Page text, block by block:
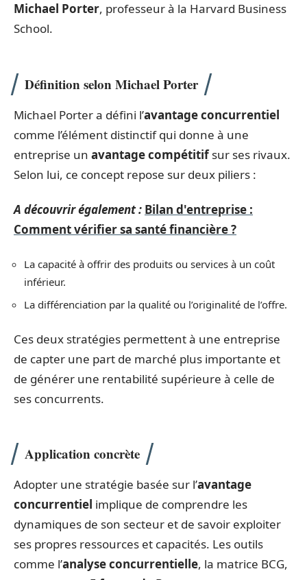
Michael Porter, professeur à la Harvard Business
School.
Définition selon Michael Porter
Michael Porter a défini l’avantage concurrentiel
comme l’élément distinctif qui donne à une
entreprise un avantage compétitifsur ses rivaux.
Selon lui, ce concept repose sur deux piliers :
A découvrir également : Bilan d'entreprise :
Comment vérifier sa santé financière ?
La capacité à offrir des produits ou services à un coût
inférieur.
La différenciation par la qualité ou l’originalité de l’offre.
Ces deux stratégies permettent à une entreprise
de capter une part de marché plus importante et
de générer une rentabilité supérieure à celle de
ses concurrents.
Application concrète
Adopter une stratégie basée sur l’avantage
concurrentiel implique de comprendre les
dynamiques de son secteur et de savoir exploiter
ses propres ressources et capacités. Les outils
comme l’analyse concurrentielle, la matrice BCG,